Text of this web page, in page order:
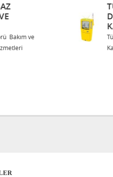
AKREDITE GAZ
BAKIM VE
Akredite Gaz Dedektörü Bakım ve
Teknik Servis Hizmetleri